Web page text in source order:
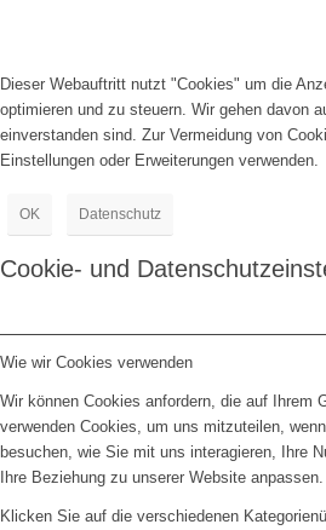
Dieser Webauftritt nutzt "Cookies" um die
optimieren und zu steuern. Wir gehen davon
einverstanden sind. Zur Vermeidung von
Einstellungen oder Erweiterungen verwenden.
OK Datenschutz
Cookie- und
Wie wir Cookies verwenden
Wir können Cookies anfordern, die auf Ihrem
verwenden Cookies, um uns mitzuteilen,
besuchen, wie Sie mit uns interagieren, Ihre
Ihre Beziehung zu unserer Website anpassen.
Klicken Sie auf die verschiedenen